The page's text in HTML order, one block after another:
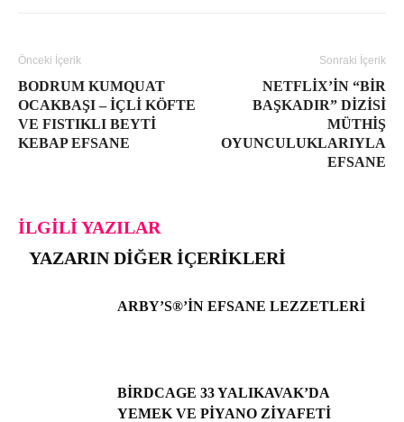
Önceki İçerik
BODRUM KUMQUAT
OCAKBAŞI – İÇLI KÖFTE
VE FISTIKLI BEYTI
KEBAP EFSANE
Sonraki İçerik
NETFLIX’IN “BIR
BAŞKADIR” DIZISI
MÜTHIŞ
OYUNCULUKLARIYLA
EFSANE
İLGILI YAZILAR
YAZARIN DIĞER İÇERIKLERI
ARBY’S®’IN EFSANE LEZZETLERI
BIRDCAGE 33 YALIKAVAK’DA
YEMEK VE PIYANO ZIYAFETI